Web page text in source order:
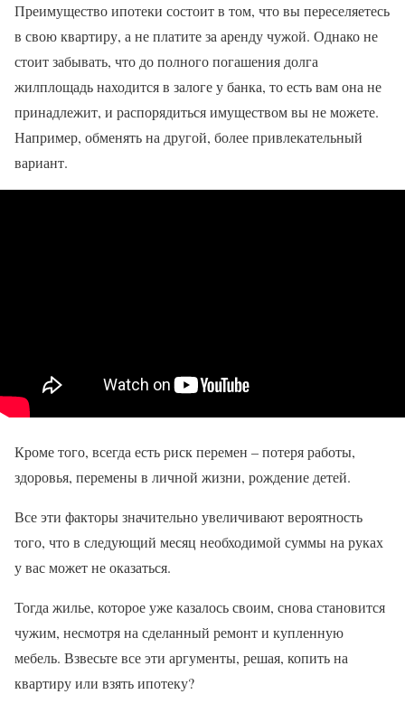
Преимущество ипотеки состоит в том, что вы переселяетесь
в свою квартиру, а не платите за аренду чужой. Однако не
стоит забывать, что до полного погашения долга
жилплощадь находится в залоге у банка, то есть вам она не
принадлежит, и распорядиться имуществом вы не можете.
Например, обменять на другой, более привлекательный
вариант.
Кроме того, всегда есть риск перемен – потеря работы,
здоровья, перемены в личной жизни, рождение детей.
Все эти факторы значительно увеличивают вероятность
того, что в следующий месяц необходимой суммы на руках
у вас может не оказаться.
Тогда жилье, которое уже казалось своим, снова становится
чужим, несмотря на сделанный ремонт и купленную
мебель. Взвесьте все эти аргументы, решая, копить на
квартиру или взять ипотеку?